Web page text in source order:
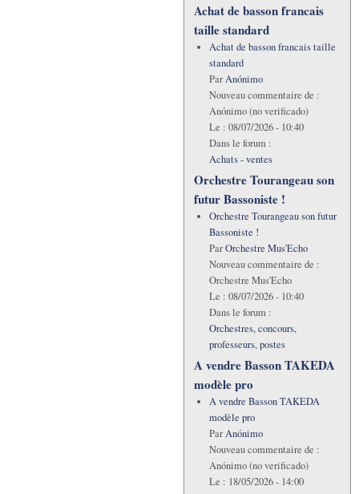
Achat de basson francais
taille standard
Achat de basson francais taille
standard
ParAnónimo
Nouveau commentaire de :
Anónimo (no verificado)
Le : 08/07/2026 - 10:40
Dans le forum :
Achats - ventes
Orchestre Tourangeau son
futur Bassoniste !
Orchestre Tourangeau son futur
Bassoniste !
ParOrchestre Mus'Echo
Nouveau commentaire de :
Orchestre Mus'Echo
Le : 08/07/2026 - 10:40
Dans le forum :
Orchestres, concours,
professeurs, postes
A vendre Basson TAKEDA
modèle pro
A vendre Basson TAKEDA
modèle pro
ParAnónimo
Nouveau commentaire de :
Anónimo (no verificado)
Le : 18/05/2026 - 14:00